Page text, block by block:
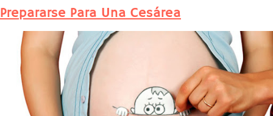
Prepararse Para Una Cesárea